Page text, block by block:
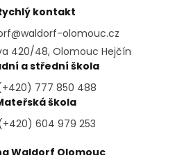
kontakt
olomouc.cz
420/48, Olomouc Hejčín
a střední škola
777 850 488
škola
604 979 253
Waldorf Olomouc